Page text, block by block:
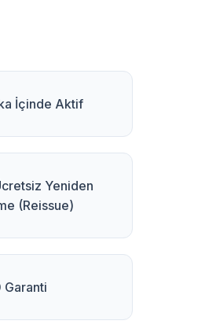
İçinde Aktif
Yeniden
(Reissue)